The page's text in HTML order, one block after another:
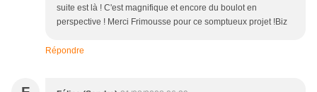
suite est là ! C'est magnifique et encore du boulot en
perspective ! Merci Frimousse pour ce somptueux projet !Biz
Répondre